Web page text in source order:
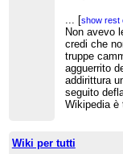
it.wiki,
tante
che
cosa
Beh,
con
[show rest
Non avevo
credi che
truppe
agguerrito
addirittura
seguito
Wikipedia è
Wiki per tutti